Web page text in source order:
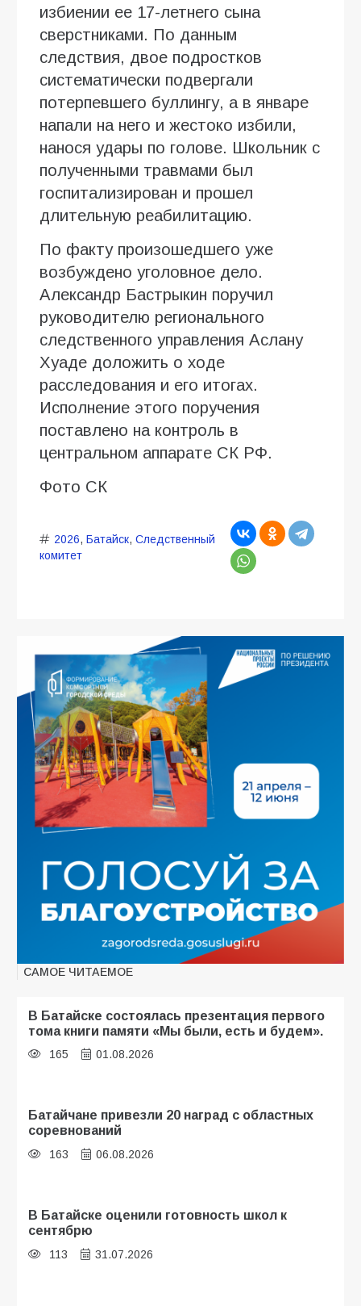
избиении ее 17-летнего сына
сверстниками. По данным
следствия, двое подростков
систематически подвергали
потерпевшего буллингу, а в январе
напали на него и жестоко избили,
нанося удары по голове. Школьник с
полученными травмами был
госпитализирован и прошел
длительную реабилитацию.
По факту произошедшего уже
возбуждено уголовное дело.
Александр Бастрыкин поручил
руководителю регионального
следственного управления Аслану
Хуаде доложить о ходе
расследования и его итогах.
Исполнение этого поручения
поставлено на контроль в
центральном аппарате СК РФ.
Фото СК
2026, Батайск, Следственный
комитет
САМОЕ ЧИТАЕМОЕ
В Батайске состоялась презентация первого
тома книги памяти «Мы были, есть и будем».
165 01.08.2026
Батайчане привезли 20 наград с областных
соревнований
163 06.08.2026
В Батайске оценили готовность школ к
сентябрю
113 31.07.2026